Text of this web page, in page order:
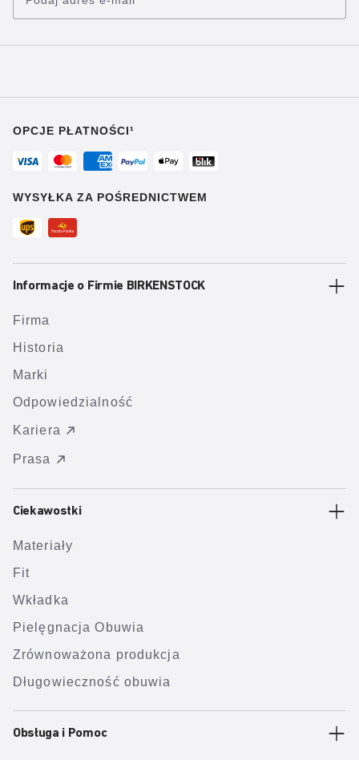
OPCJE PŁATNOŚCI¹
WYSYŁKA ZA POŚREDNICTWEM
Informacje o Firmie BIRKENSTOCK
Firma
Historia
Marki
Odpowiedzialność
Kariera
Prasa
Ciekawostki
Materiały
Fit
Wkładka
Pielęgnacja Obuwia
Zrównoważona produkcja
Długowieczność obuwia
Obsługa i Pomoc